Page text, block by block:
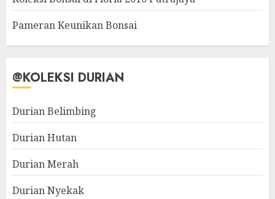
Pameran Keunikan Bonsai
@KOLEKSI DURIAN
Durian Belimbing
Durian Hutan
Durian Merah
Durian Nyekak